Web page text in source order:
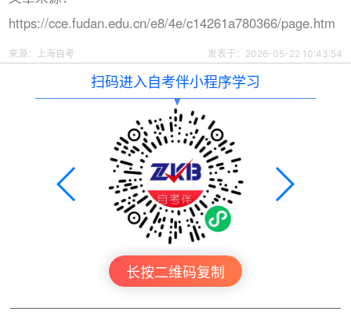
https://cce.fudan.edu.cn/e8/4e/c14261a780366/page.htm
来源： 上海自考 发表于：2026-05-22 10:43:54
扫码进入自考伴小程序学习
长按二维码复制